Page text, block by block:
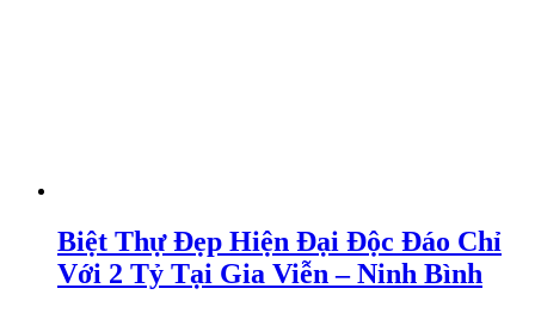
Biệt Thự Đẹp Hiện Đại Độc Đáo Chỉ
Với 2 Tỷ Tại Gia Viễn – Ninh Bình